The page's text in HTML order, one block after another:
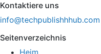
Kontaktiere uns
info@techpublishhhub.com
Seitenverzeichnis